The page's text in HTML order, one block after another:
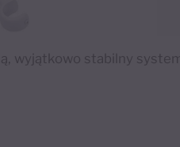
wyjątkowo stabilny